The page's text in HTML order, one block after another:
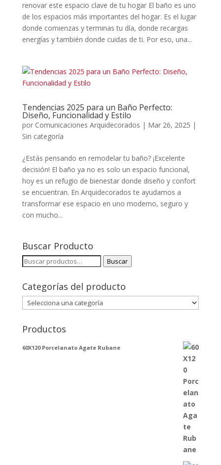
renovar este espacio clave de tu hogar El baño es uno
de los espacios más importantes del hogar. Es el lugar
donde comienzas y terminas tu día, donde recargas
energías y también donde cuidas de ti. Por eso, una...
Tendencias 2025 para un Baño Perfecto:
Diseño, Funcionalidad y Estilo
por Comunicaciones Arquidecorados | Mar 26, 2025 |
Sin categoría
¿Estás pensando en remodelar tu baño? ¡Excelente
decisión! El baño ya no es solo un espacio funcional,
hoy es un refugio de bienestar donde diseño y confort
se encuentran. En Arquidecorados te ayudamos a
transformar ese espacio en uno moderno, seguro y
con mucho...
Buscar Producto
Buscar
Buscar
Categorías del producto
Productos
60X120 Porcelanato Agate Rubane